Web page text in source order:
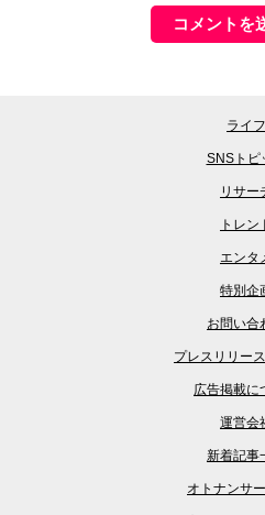
ライフ
SNSトピ
リサー
トレン
エンタ
特別企
お問い合
プレスリリー
広告掲載に
運営会
新着記事
オトナンサ